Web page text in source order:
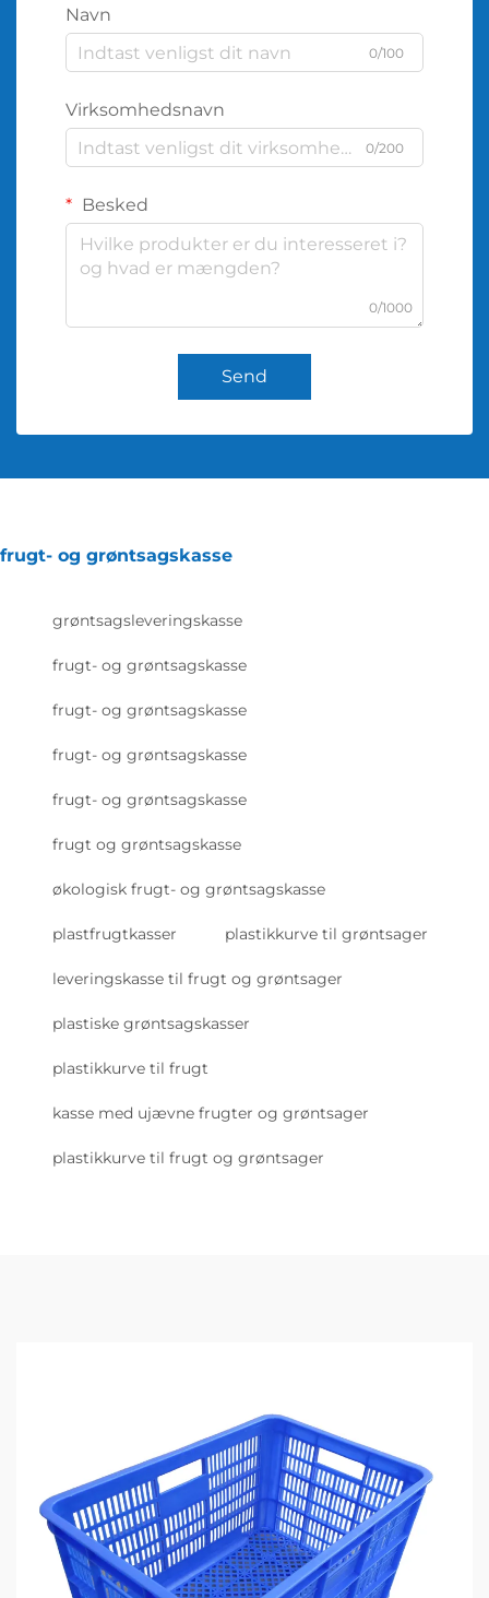
Navn
0/100
Virksomhedsnavn
0/200
Besked
0/1000
Send
frugt- og grøntsagskasse
grøntsagsleveringskasse
frugt- og grøntsagskasse
frugt- og grøntsagskasse
frugt- og grøntsagskasse
frugt- og grøntsagskasse
frugt og grøntsagskasse
økologisk frugt- og grøntsagskasse
plastfrugtkasser plastikkurve til grøntsager
leveringskasse til frugt og grøntsager
plastiske grøntsagskasser
plastikkurve til frugt
kasse med ujævne frugter og grøntsager
plastikkurve til frugt og grøntsager